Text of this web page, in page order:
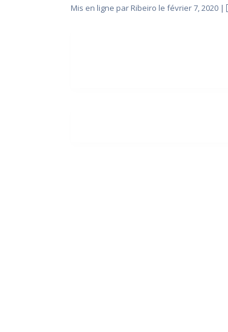
Mis en ligne par Ribeiro le février 7, 2020 |